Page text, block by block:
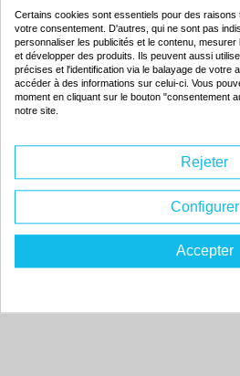
Cartouche d'encre compatible -
Couleur : bleu
Capacité :12000 pages
105.84€
Certains cookies sont essentiels pour des
votre consentement. D'autres, qui ne sont pas
personnaliser les publicités et le contenu,
et développer des produits. Ils peuvent aussi
précises et l'identification via le balayage de votre
accéder à des informations sur celui-ci. Vous
moment en cliquant sur le bouton "consentement
notre site.
Rejeter
Configurer
Accepter